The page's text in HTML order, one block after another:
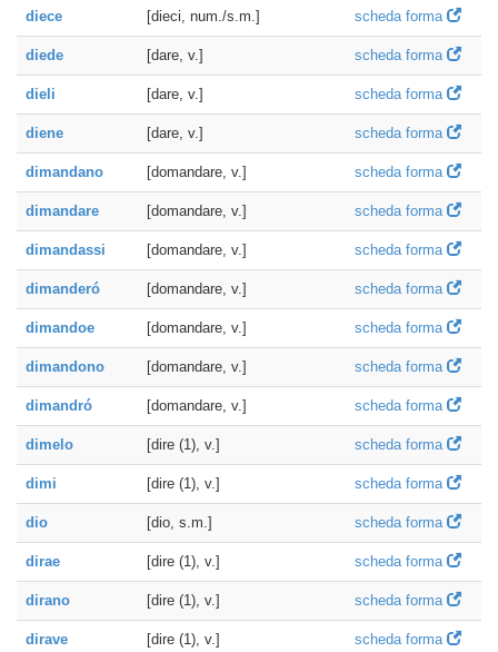
diece [dieci, num./s.m.] scheda forma
diede [dare, v.] scheda forma
dieli [dare, v.] scheda forma
diene [dare, v.] scheda forma
dimandano [domandare, v.] scheda forma
dimandare [domandare, v.] scheda forma
dimandassi [domandare, v.] scheda forma
dimanderó [domandare, v.] scheda forma
dimandoe [domandare, v.] scheda forma
dimandono [domandare, v.] scheda forma
dimandró [domandare, v.] scheda forma
dimelo [dire (1), v.] scheda forma
dimi [dire (1), v.] scheda forma
dio [dio, s.m.] scheda forma
dirae [dire (1), v.] scheda forma
dirano [dire (1), v.] scheda forma
dirave [dire (1), v.] scheda forma